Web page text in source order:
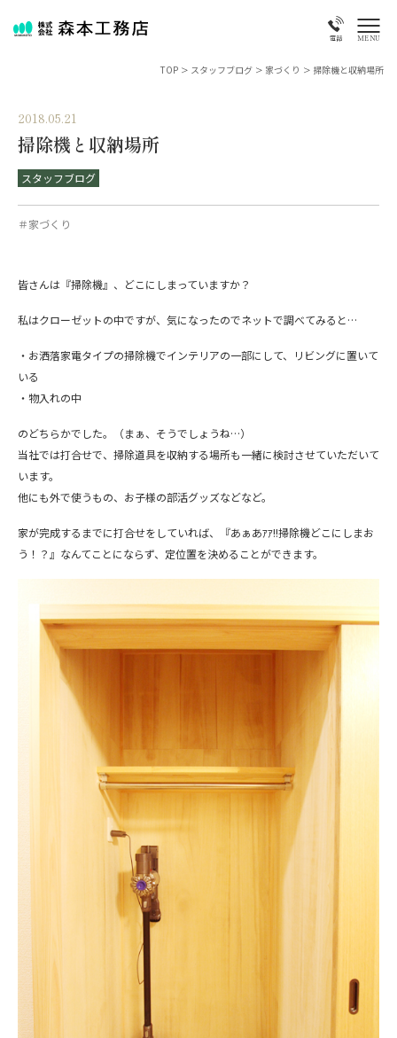
電話 MENU
TOP > スタッフブログ > 家づくり > 掃除機と収納場所
2018.05.21
掃除機と収納場所
スタッフブログ
＃家づくり
皆さんは『掃除機』、どこにしまっていますか？
私はクローゼットの中ですが、気になったのでネットで調べてみると…
・お洒落家電タイプの掃除機でインテリアの一部にして、リビングに置いて
いる
・物入れの中
のどちらかでした。（まぁ、そうでしょうね…）
当社では打合せで、掃除道具を収納する場所も一緒に検討させていただいて
います。
他にも外で使うもの、お子様の部活グッズなどなど。
家が完成するまでに打合せをしていれば、『あぁあｱｱ!!掃除機どこにしまお
う！？』なんてことにならず、定位置を決めることができます。